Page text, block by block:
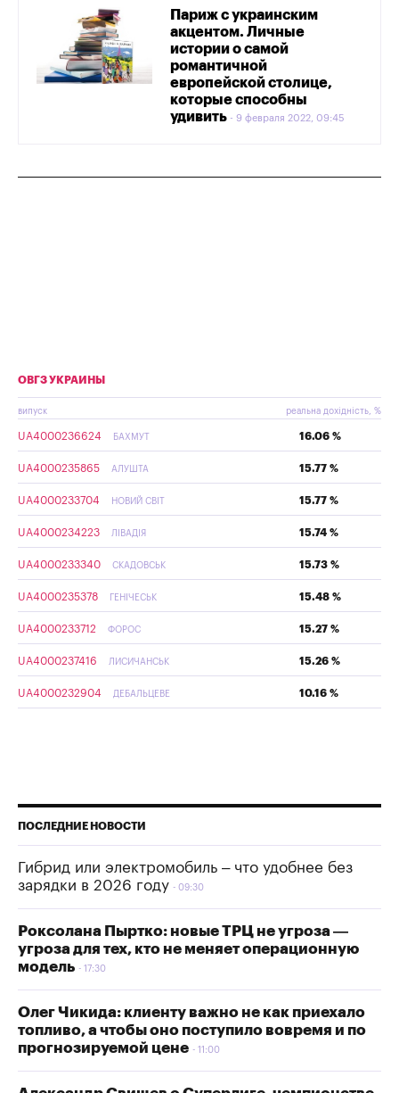
Париж с украинским
акцентом. Личные
истории о самой
романтичной
европейской столице,
которые способны
удивить
9 февраля 2022, 09:45
ОВГЗ УКРАИНЫ
випуск реальна дохідність, %
UA4000236624 БАХМУТ 16.06 %
UA4000235865 АЛУШТА 15.77 %
UA4000233704 НОВИЙ СВІТ 15.77 %
UA4000234223 ЛІВАДІЯ 15.74 %
UA4000233340 СКАДОВСЬК 15.73 %
UA4000235378 ГЕНІЧЕСЬК 15.48 %
UA4000233712 ФОРОС 15.27 %
UA4000237416 ЛИСИЧАНСЬК 15.26 %
UA4000232904 ДЕБАЛЬЦЕВЕ 10.16 %
ПОСЛЕДНИЕ НОВОСТИ
Гибрид или электромобиль – что удобнее без
зарядки в 2026 году
09:30
Роксолана Пыртко: новые ТРЦ не угроза —
угроза для тех, кто не меняет операционную
модель
17:30
Олег Чикида: клиенту важно не как приехало
топливо, а чтобы оно поступило вовремя и по
прогнозируемой цене
11:00